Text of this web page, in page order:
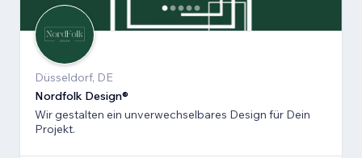
Düsseldorf, DE
Nordfolk Design®
Wir gestalten ein unverwechselbares Design für Dein
Projekt.